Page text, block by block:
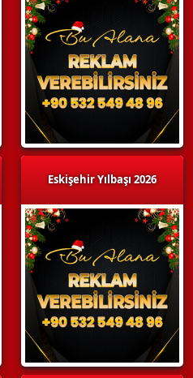
Eskişehir Yılbaşı 2026